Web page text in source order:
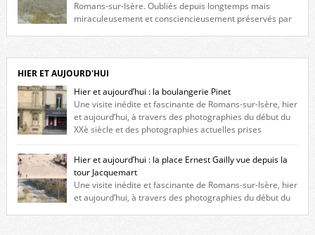
Romans-sur-Isère. Oubliés depuis longtemps mais
miraculeusement et consciencieusement préservés par
l’histoire de la redécouverte de vestiges du couvent des Capucins ! Petit
retour sur l’histoire […]
HIER ET AUJOURD'HUI
Hier et aujourd’hui : la boulangerie Pinet
Une visite inédite et fascinante de Romans-sur-Isère, hier
et aujourd’hui, à travers des photographies du début du
XXè siècle et des photographies actuelles prises
exactement dans le même cadre ! A l’angle de la place Jean Jaurès et de
l’avenue Victor Hugo (à côté d’Intermarché), à Romans. La boulangerie
Jules Pinet est inscrite dans le […]
Hier et aujourd’hui : la place Ernest Gailly vue depuis la
tour Jacquemart
Une visite inédite et fascinante de Romans-sur-Isère, hier
et aujourd’hui, à travers des photographies du début du